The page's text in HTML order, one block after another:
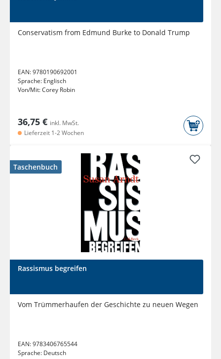
Conservatism from Edmund Burke to Donald Trump
EAN:9780190692001
Sprache: Englisch
Von/Mit:Corey Robin
36,75 € inkl. MwSt.
Lieferzeit 1-2 Wochen
Taschenbuch
Rassismus begreifen
Vom Trümmerhaufen der Geschichte zu neuen Wegen
EAN:9783406765544
Sprache: Deutsch